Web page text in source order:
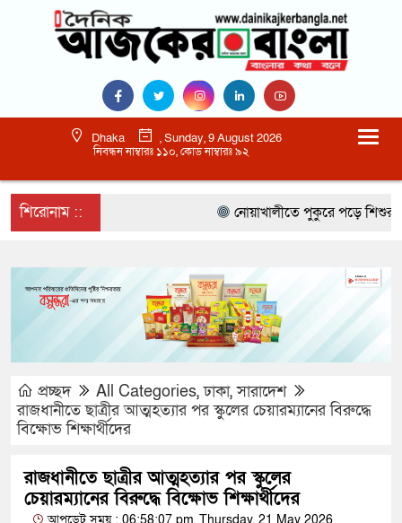
Dhaka
, Sunday, 9 August 2026
নিবন্ধন নাম্বারঃ ১১০, কোড নাম্বারঃ ৯২
শিরোনাম :: নোয়াখালীতে পুকুরে পড়ে শিশুর মৃত্যু
প্রচ্ছদ All Categories,ঢাকা,সারাদেশ
রাজধানীতে ছাত্রীর আত্মহত্যার পর স্কুলের চেয়ারম্যানের বিরুদ্ধে
বিক্ষোভ শিক্ষার্থীদের
রাজধানীতে ছাত্রীর আত্মহত্যার পর স্কুলের
চেয়ারম্যানের বিরুদ্ধে বিক্ষোভ শিক্ষার্থীদের